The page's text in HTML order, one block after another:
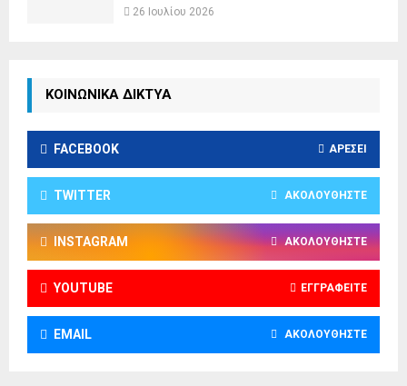
26 Ιουλίου 2026
ΚΟΙΝΩΝΙΚΑ ΔΙΚΤΥΑ
FACEBOOK ΑΡΈΣΕΙ
TWITTER ΑΚΟΛΟΥΘΉΣΤΕ
INSTAGRAM ΑΚΟΛΟΥΘΉΣΤΕ
YOUTUBE ΕΓΓΡΑΦΕΊΤΕ
EMAIL ΑΚΟΛΟΥΘΉΣΤΕ